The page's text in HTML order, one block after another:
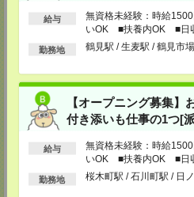
給与
無資格未経験：時給
いOK ■扶養内OK ■日
以上
勤務地 鶴見駅 / 生麦駅 / 鶴見市
【オープニング募集】
付き添いも仕事の1つ[
給与
無資格未経験：時給
いOK ■扶養内OK ■日
以上
勤務地 桜木町駅 / 石川町駅 / 日
メディカルケア事業部 新宿オフィス
東京都新宿区新宿2-3-10 新宿御苑ビル6
TEL：0120-457-235
MAIL：tenshoku@nikken-ts.jp
メディカルケア事業部 立川事業部
東京都立川市錦町1-12-14
TEL：0120-934-200
MAIL：
tenshoku@nikken-ts.jp
担当：採用担当
東京都町田市森野1-7-23 大樹生命町田